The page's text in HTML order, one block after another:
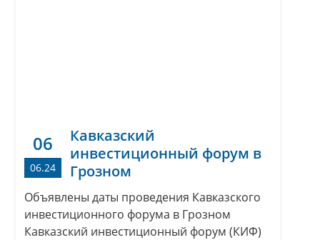
06
06.24
Кавказский
инвестиционный форум в
Грозном
Объявлены даты проведения Кавказского
инвестиционного форума в Грозном
Кавказский инвестиционный форум (КИФ)